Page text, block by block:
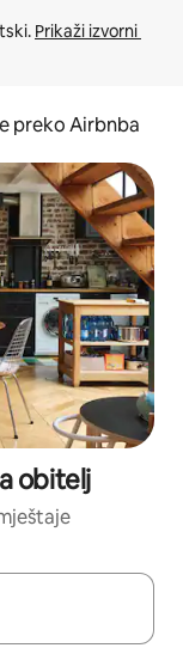
Prikaži izvorni
preko Airbnba
obitelj
pregledati